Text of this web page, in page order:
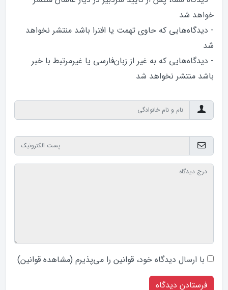
خواهد‌ شد
- دیدگاه‌هایی که حاوی تهمت یا افترا باشد منتشر نخواهد‌
شد
- دیدگاه‌هایی که به غیر از زبان‌فارسی یا غیرمرتبط با خبر
باشد منتشر نخواهد‌ شد
با ارسال دیدگاه‌ خود، قوانین را می‌پذیرم (مشاهده قوانین)